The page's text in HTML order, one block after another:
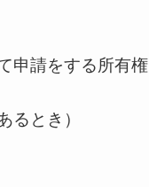
申請をする所有権
るとき）